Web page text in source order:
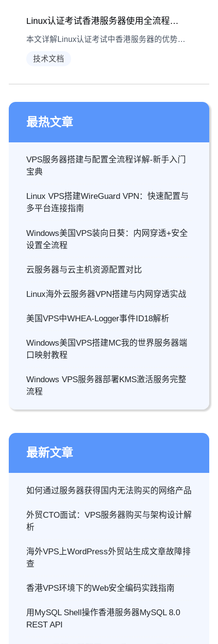
Linux认证考试香港服务器使用全流程指南
本文详解Linux认证考试中香港服务器的优势、连接操作及注意事项，助考生高效利用服务器资源提升考试表现
技术文档
最热文章
VPS服务器搭建与配置全流程详解-新手入门
宝典
Linux VPS搭建WireGuard VPN：快速配置与
多平台连接指南
Windows美国VPS装向日葵：内网穿透+安全
设置全流程
云服务器与云主机资源配置对比
Linux海外云服务器VPN搭建与内网穿透实战
美国VPS中WHEA-Logger事件ID18解析
Windows美国VPS搭建MC我的世界服务器端
口映射教程
Windows VPS服务器部署KMS激活服务完整
流程
最新文章
如何通过服务器获得国内无法购买的网络产品
外贸CTO面试：VPS服务器购买与架构设计解
析
海外VPS上WordPress外贸站生成文章故障排
查
香港VPS环境下的Web安全编码实践指南
用MySQL Shell操作香港服务器MySQL 8.0
REST API